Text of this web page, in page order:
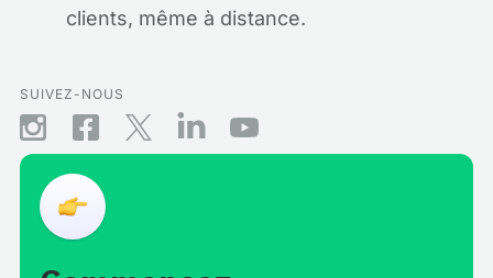
clients, même à distance.
SUIVEZ-NOUS